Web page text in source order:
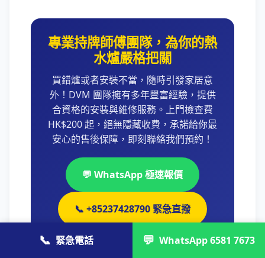
專業持牌師傅團隊，為你的熱
水爐嚴格把關
買錯爐或者安裝不當，隨時引發家居意
外！DVM 團隊擁有多年豐富經驗，提供
合資格的安裝與維修服務。上門檢查費
HK$200 起，絕無隱藏收費，承諾給你最
安心的售後保障，即刻聯絡我們預約！
💬 WhatsApp 極速報價
📞 +85237428790 緊急直撥
📞 緊急電話 💬 WhatsApp 6581 7673